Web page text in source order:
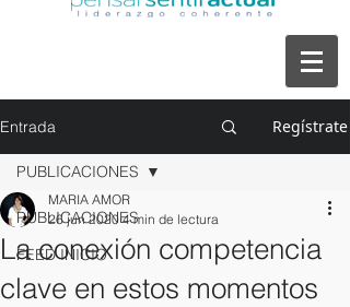
Entrada Regístrate
PUBLICACIONES
FEED INICIO
PUBLICACIONES
La conexión competencia
clave en estos momentos
MARIA AMOR
26 jun 2020 4 min de lectura